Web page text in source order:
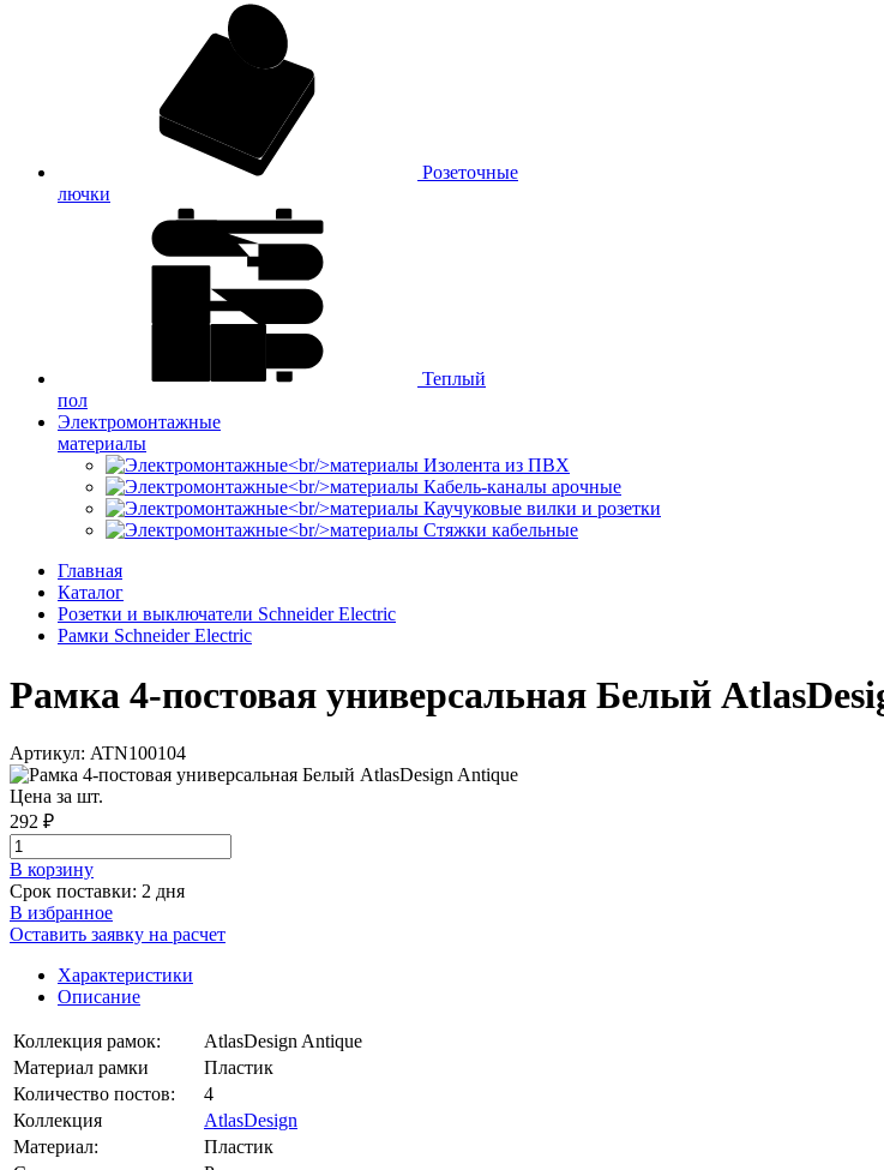
Розеточные
лючки
Теплый
пол
Электромонтажные
материалы
Изолента из ПВХ
Кабель-каналы арочные
Каучуковые вилки и розетки
Стяжки кабельные
Главная
Каталог
Розетки и выключатели Schneider Electric
Рамки Schneider Electric
Рамка 4-постовая универсальная Белый
Артикул: ATN100104
Цена за шт.
292 ₽
В корзинy
Срок поставки: 2 дня
В избранное
Оставить заявку на расчет
Характеристики
Описание
Коллекция рамок:
AtlasDesign Antique
Материал рамки
Пластик
Количество постов:
4
Коллекция
AtlasDesign
Материал:
Пластик